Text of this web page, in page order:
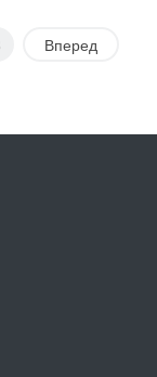
Вперед